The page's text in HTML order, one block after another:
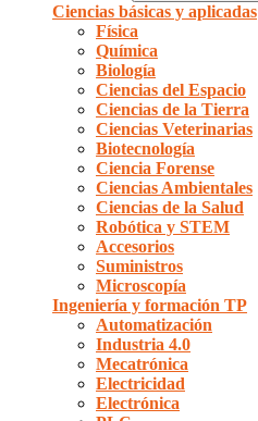
Ciencias básicas y aplicadas
Física
Química
Biología
Ciencias del Espacio
Ciencias de la Tierra
Ciencias Veterinarias
Biotecnología
Ciencia Forense
Ciencias Ambientales
Ciencias de la Salud
Robótica y STEM
Accesorios
Suministros
Microscopía
Ingeniería y formación TP
Automatización
Industria 4.0
Mecatrónica
Electricidad
Electrónica